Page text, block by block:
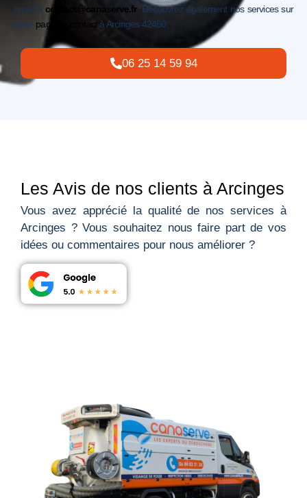
email à contact@canaserve.fr. Découvrez également nos services sur
notre page de contact à Arcinges 42460.
06 25 14 59 94
Les Avis de nos clients à Arcinges
Vous avez apprécié la qualité de nos services à
Arcinges ? Vous souhaitez nous faire part de vos
idées ou commentaires pour nous améliorer ?